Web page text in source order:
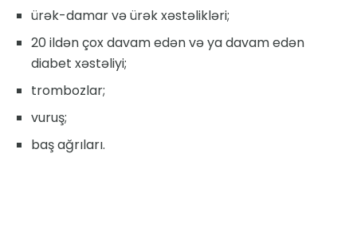
ürək-damar və ürək xəstəlikləri;
20 ildən çox davam edən və ya davam edən
diabet xəstəliyi;
trombozlar;
vuruş;
baş ağrıları.